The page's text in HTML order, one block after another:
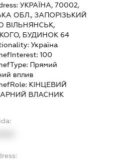
УКРАЇНА, 70002,
ОБЛ., ЗАПОРІЗЬКИЙ
ВІЛЬНЯНСЬК,
БУДИНОК 64
Україна
100
Прямий
вплив
КІНЦЕВИЙ
ВЛАСНИК